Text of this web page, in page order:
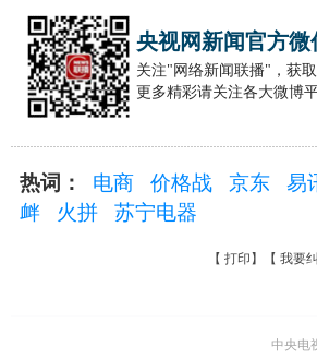
央视网新闻官方
关注"网络新闻联播"，获取
更多精彩请关注各大微博
热词： 电商 价格战 京东 易
衅
火拼 苏宁电器
【 打印 】【 我要
中央电